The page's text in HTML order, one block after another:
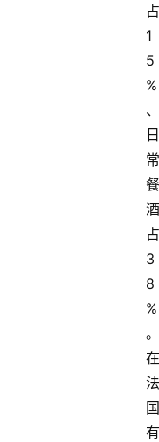
占
1
5
%
、
日
常
餐
酒
占
3
8
%
。
在
法
国
有